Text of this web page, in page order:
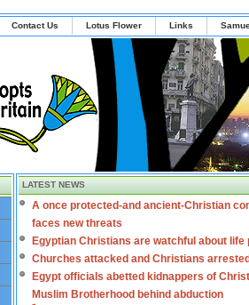
Contact Us Lotus Flower Links
LATEST NEWS
A once protected-and ancient-Christian
faces new threats
Egyptian Christians are watchful about life
Churches attacked and Christians
Egypt officials abetted kidnappers of
Muslim Brotherhood behind abduction